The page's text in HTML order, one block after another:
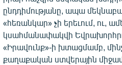
ընդդիմությանը, ապա
«հեռանկար» չի երեւում, ու,
կսահմանափակվի
«Իրավունք»-ի խտացմամբ,
քաղաքական ստվերային